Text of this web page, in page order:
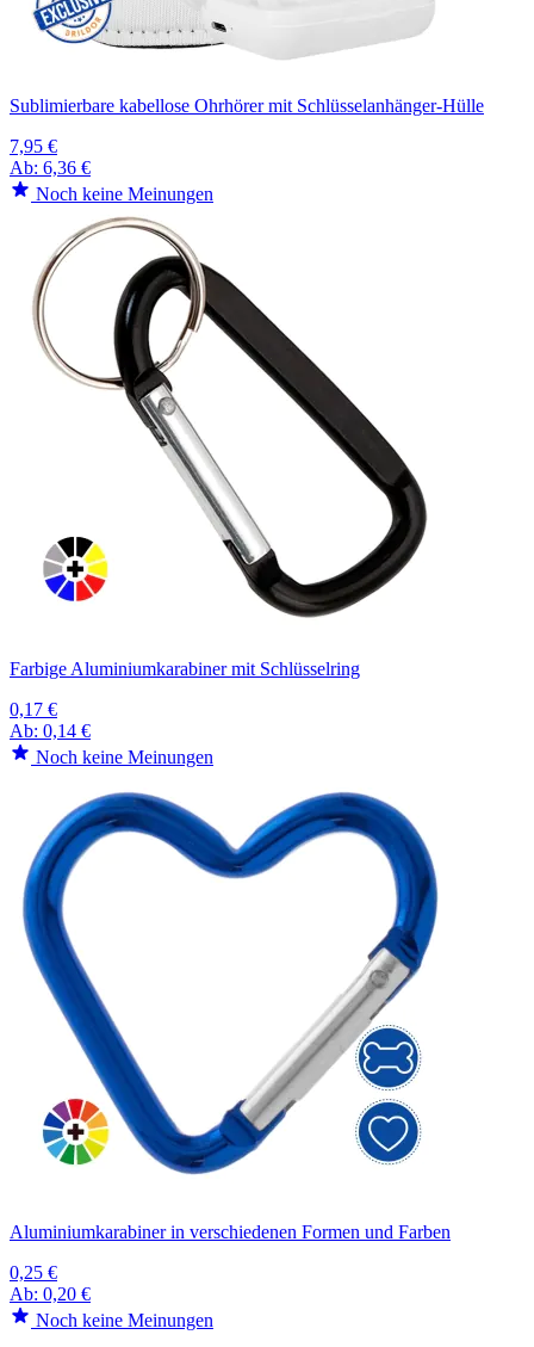
Sublimierbare kabellose Ohrhörer mit Schlüsselanhänger-Hülle
7,95 €
Ab: 6,36 €
Noch keine Meinungen
Farbige Aluminiumkarabiner mit Schlüsselring
0,17 €
Ab: 0,14 €
Noch keine Meinungen
Aluminiumkarabiner in verschiedenen Formen und Farben
0,25 €
Ab: 0,20 €
Noch keine Meinungen